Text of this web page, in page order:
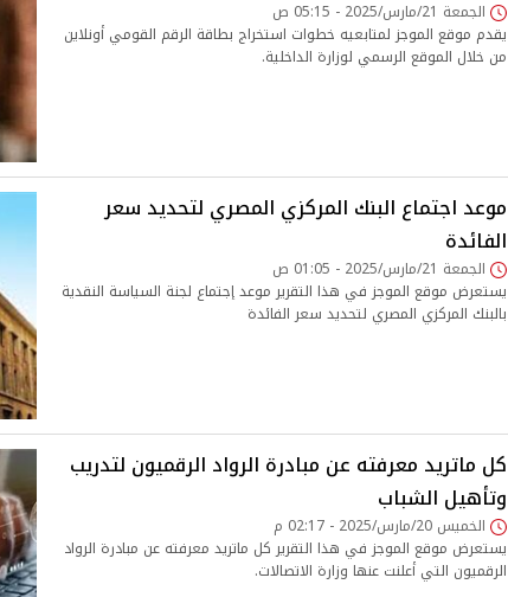
الجمعة 21/مارس/2025 - 05:15 ص
يقدم موقع الموجز لمتابعيه خطوات استخراج بطاقة الرقم القومي أونلاين
من خلال الموقع الرسمي لوزارة الداخلية.
موعد اجتماع البنك المركزي المصري لتحديد سعر
الفائدة
الجمعة 21/مارس/2025 - 01:05 ص
يستعرض موقع الموجز في هذا التقرير موعد إجتماع لجنة السياسة النقدية
بالبنك المركزي المصري لتحديد سعر الفائدة
كل ماتريد معرفته عن مبادرة الرواد الرقميون لتدريب
وتأهيل الشباب
الخميس 20/مارس/2025 - 02:17 م
يستعرض موقع الموجز في هذا التقرير كل ماتريد معرفته عن مبادرة الرواد
الرقميون التي أعلنت عنها وزارة الاتصالات.